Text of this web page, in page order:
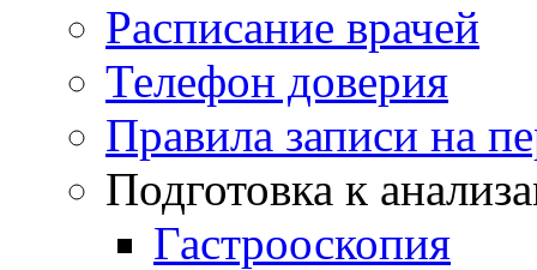
Расписание врачей
Телефон доверия
Правила записи на
Подготовка к
Гастрооскопия